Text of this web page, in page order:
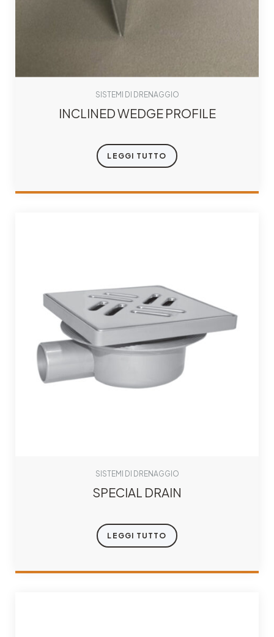
SISTEMI DI DRENAGGIO
INCLINED WEDGE PROFILE
LEGGI TUTTO
SISTEMI DI DRENAGGIO
SPECIAL DRAIN
LEGGI TUTTO